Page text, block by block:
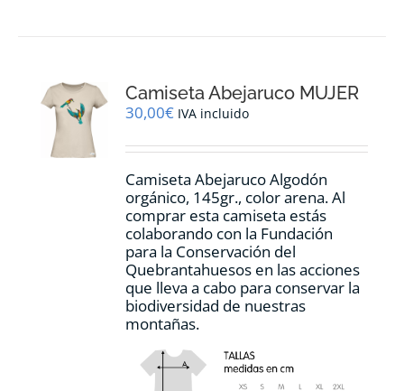
Camiseta Abejaruco MUJER
30,00€ IVA incluido
Camiseta Abejaruco Algodón
orgánico, 145gr., color arena. Al
comprar esta camiseta estás
colaborando con la Fundación
para la Conservación del
Quebrantahuesos en las acciones
que lleva a cabo para conservar la
biodiversidad de nuestras
montañas.